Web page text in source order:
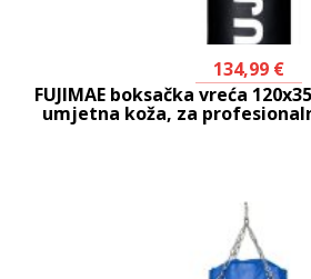
134,99 €
FUJIMAE boksačka vreća
umjetna koža, za